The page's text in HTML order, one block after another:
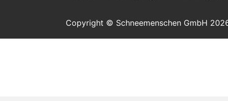
Copyright © Schneemenschen GmbH